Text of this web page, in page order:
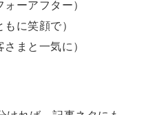
ーアフター）
に笑顔で）
まと一気に）